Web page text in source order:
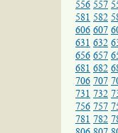
556 557
581 582
606 607
631 632
656 657
681 682
706 707
731 732
756 757
781 782